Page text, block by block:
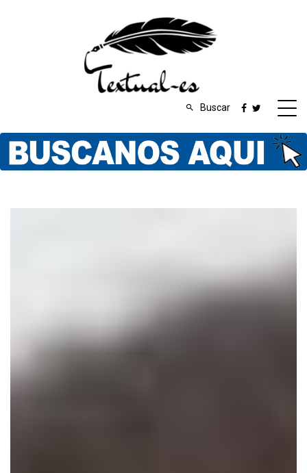
Buscar